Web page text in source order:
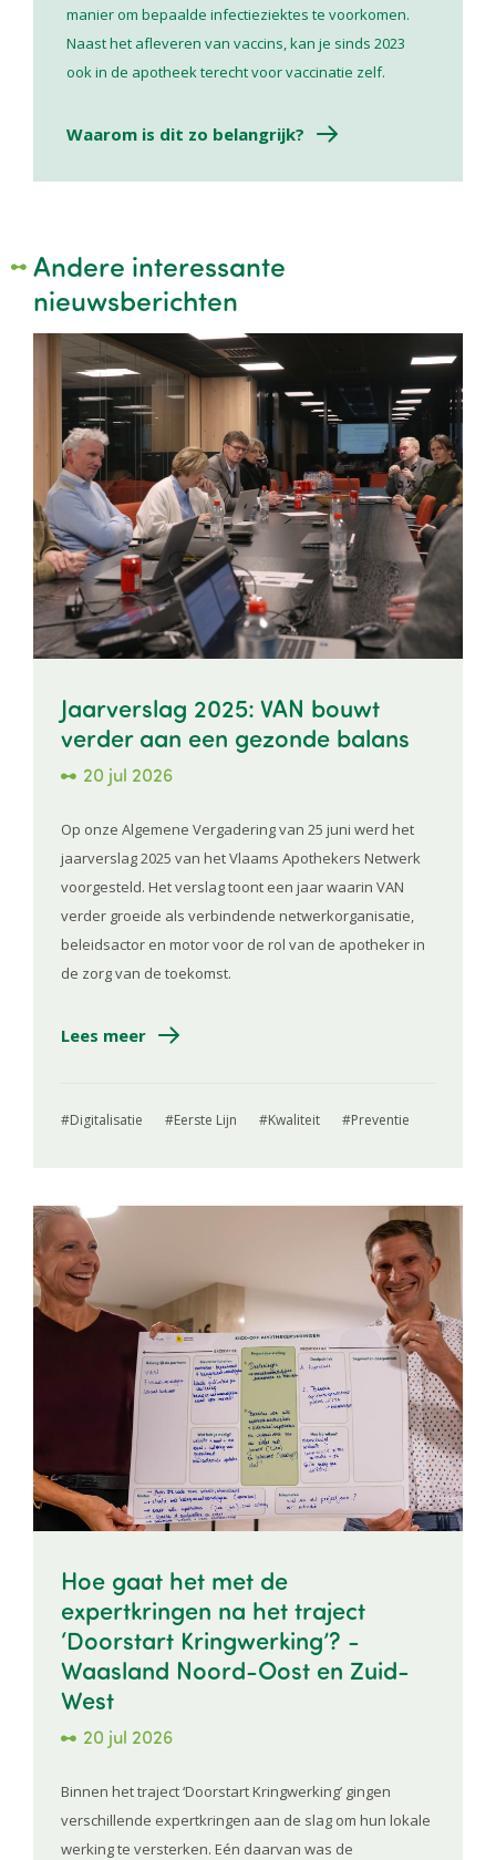
manier om bepaalde infectieziektes te voorkomen.
Naast het afleveren van vaccins, kan je sinds 2023
ook in de apotheek terecht voor vaccinatie zelf.
Waarom is dit zo belangrijk?
Andere interessante
nieuwsberichten
Jaarverslag 2025: VAN bouwt
verder aan een gezonde balans
20 jul 2026
Op onze Algemene Vergadering van 25 juni werd het
jaarverslag 2025 van het Vlaams Apothekers Netwerk
voorgesteld. Het verslag toont een jaar waarin VAN
verder groeide als verbindende netwerkorganisatie,
beleidsactor en motor voor de rol van de apotheker in
de zorg van de toekomst.
Lees meer
Digitalisatie Eerste Lijn Kwaliteit Preventie
Image
Hoe gaat het met de
expertkringen na het traject
‘Doorstart Kringwerking’? -
Waasland Noord-Oost en Zuid-
West
20 jul 2026
Binnen het traject ‘Doorstart Kringwerking’ gingen
verschillende expertkringen aan de slag om hun lokale
werking te versterken. Eén daarvan was de